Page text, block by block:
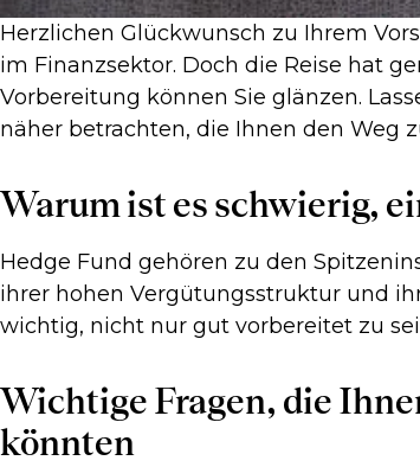
Herzlichen Glückwunsch zu Ihrem
im Finanzsektor. Doch die Reise hat
Vorbereitung können Sie glänzen.
näher betrachten, die Ihnen den Weg
Warum ist es schwierig,
Hedge Fund gehören zu den
ihrer hohen Vergütungsstruktur und
wichtig, nicht nur gut vorbereitet zu
Wichtige Fragen, die
könnten